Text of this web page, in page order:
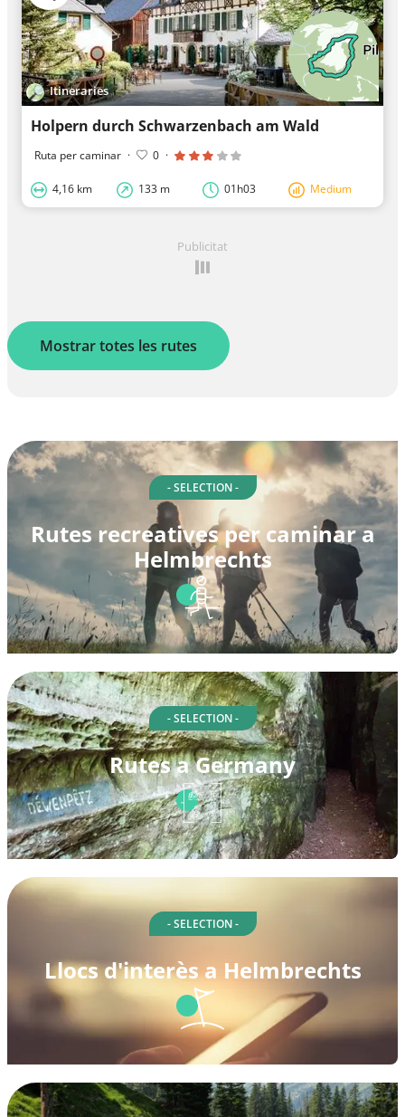
Itineraries
Holpern durch Schwarzenbach am Wald
Ruta per caminar · 0 ·
4,16 km 133 m 01h03 Medium
Publicitat
Mostrar totes les rutes
- SELECTION -
Rutes recreatives per caminar a
Helmbrechts
- SELECTION -
Rutes a Germany
- SELECTION -
Llocs d'interès a Helmbrechts